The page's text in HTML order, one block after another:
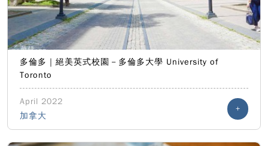
多倫多｜絕美英式校園－多倫多大學 University of
Toronto
April 2022
加拿大
+